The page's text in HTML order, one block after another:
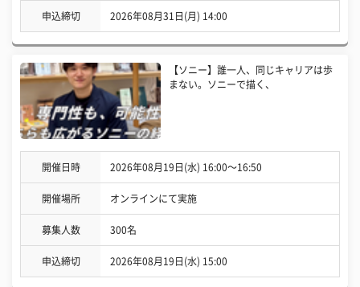
申込締切 2026年08月31日(月) 14:00
【ソニー】誰一人、同じキャリアは歩
まない。ソニーで描く、
開催日時 2026年08月19日(水) 16:00〜16:50
開催場所 オンラインにて実施
募集人数 300名
申込締切 2026年08月19日(水) 15:00